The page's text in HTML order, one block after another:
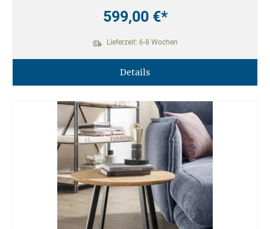
599,00 €*
Lieferzeit: 6-8 Wochen
Details